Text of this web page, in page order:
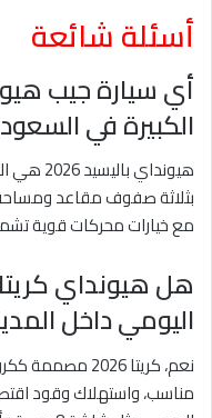
أسئلة شائعة
الكبيرة في
بثلاثة صفوف مقاعد ومساحة
مع خيارات محركات قوية
اليومي داخل
نعم، كريتا
مناسب، واستهلاك وقود